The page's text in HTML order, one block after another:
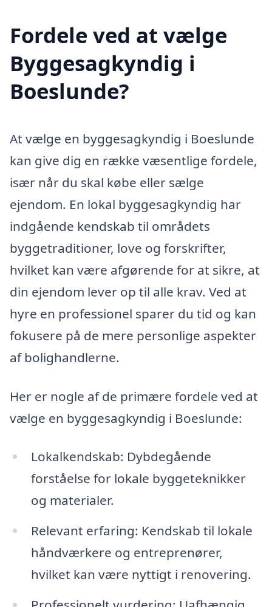
Fordele ved at vælge
Byggesagkyndig i
Boeslunde?
At vælge en byggesagkyndig i Boeslunde
kan give dig en række væsentlige fordele,
især når du skal købe eller sælge
ejendom. En lokal byggesagkyndig har
indgående kendskab til områdets
byggetraditioner, love og forskrifter,
hvilket kan være afgørende for at sikre, at
din ejendom lever op til alle krav. Ved at
hyre en professionel sparer du tid og kan
fokusere på de mere personlige aspekter
af bolighandlerne.
Her er nogle af de primære fordele ved at
vælge en byggesagkyndig i Boeslunde:
Lokalkendskab: Dybdegående
forståelse for lokale byggeteknikker
og materialer.
Relevant erfaring: Kendskab til lokale
håndværkere og entreprenører,
hvilket kan være nyttigt i renovering.